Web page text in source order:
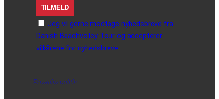
Jeg vil gerne modtage nyhedsbreve fra
Danish Beachvolley Tour og accepterer
vilkårene for nyhedsbreve
Privatlivspolitik